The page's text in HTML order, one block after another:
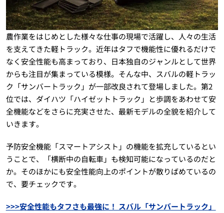
農作業をはじめとした様々な仕事の現場で活躍し、人々の生活
を支えてきた軽トラック。近年はタフで機能性に優れるだけで
なく安全性能も高まっており、日本独自のジャンルとして世界
からも注目が集まっている模様。そんな中、スバルの軽トラッ
ク「サンバートラック」が一部改良されて登場しました。第2
位では、ダイハツ「ハイゼットトラック」と歩調をあわせて安
全機能などをさらに充実させた、最新モデルの全貌を紹介して
いきます。
予防安全機能「スマートアシスト」の機能を拡充しているとい
うことで、「横断中の自転車」も検知可能になっているのだと
か。そのほかにも安全性能向上のポイントが散りばめているの
で、要チェックです。
>>>安全性能もタフさも最強に！ スバル「サンバートラック」